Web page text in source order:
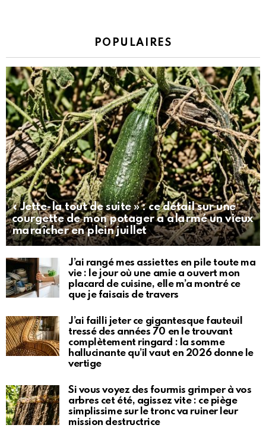
POPULAIRES
« Jette-la tout de suite » : ce détail sur une
courgette de mon potager a alarmé un vieux
maraîcher en plein juillet
J’ai rangé mes assiettes en pile toute ma
vie : le jour où une amie a ouvert mon
placard de cuisine, elle m’a montré ce
que je faisais de travers
J’ai failli jeter ce gigantesque fauteuil
tressé des années 70 en le trouvant
complètement ringard : la somme
hallucinante qu’il vaut en 2026 donne le
vertige
Si vous voyez des fourmis grimper à vos
arbres cet été, agissez vite : ce piège
simplissime sur le tronc va ruiner leur
mission destructrice